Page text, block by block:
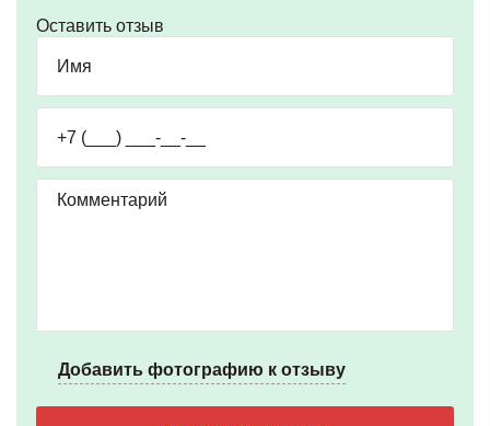
Оставить отзыв
Добавить фотографию к отзыву